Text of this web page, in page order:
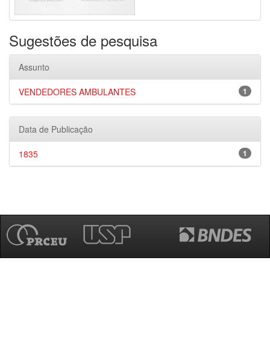
Sugestões de pesquisa
Assunto
1
VENDEDORES AMBULANTES
Data de Publicação
1
1835